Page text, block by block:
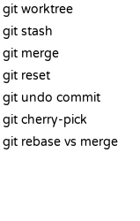
git worktree
git stash
git merge
git reset
git undo commit
git cherry-pick
git rebase vs merge